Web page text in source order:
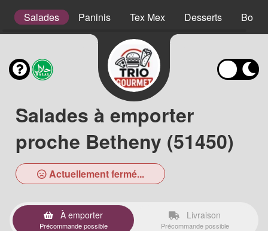
Salades Paninis Tex Mex Desserts
Salades à emporter
proche Betheny (51450)
Actuellement fermé...
À emporter
Précommande possible
Livraison
Précommande possible